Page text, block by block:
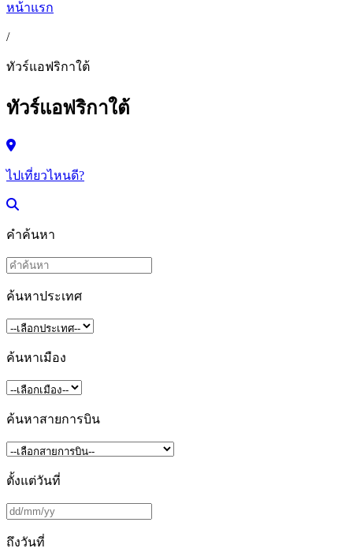
หน้าแรก
/
ทัวร์แอฟริกาใต้
ทัวร์แอฟริกาใต้
ไปเที่ยวไหนดี?
คำค้นหา
ค้นหาประเทศ
ค้นหาเมือง
ค้นหาสายการบิน
ตั้งแต่วันที่
ถึงวันที่